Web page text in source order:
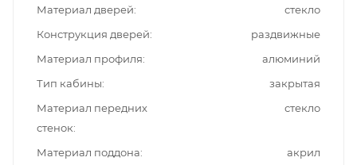
Материал дверей
стекло
Конструкция дверей
раздвижные
Материал профиля
алюминий
Тип кабины
закрытая
Материал передних
стенок
стекло
Материал поддона акрил